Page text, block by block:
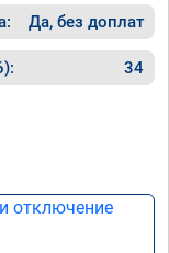
Да, без доплат
34